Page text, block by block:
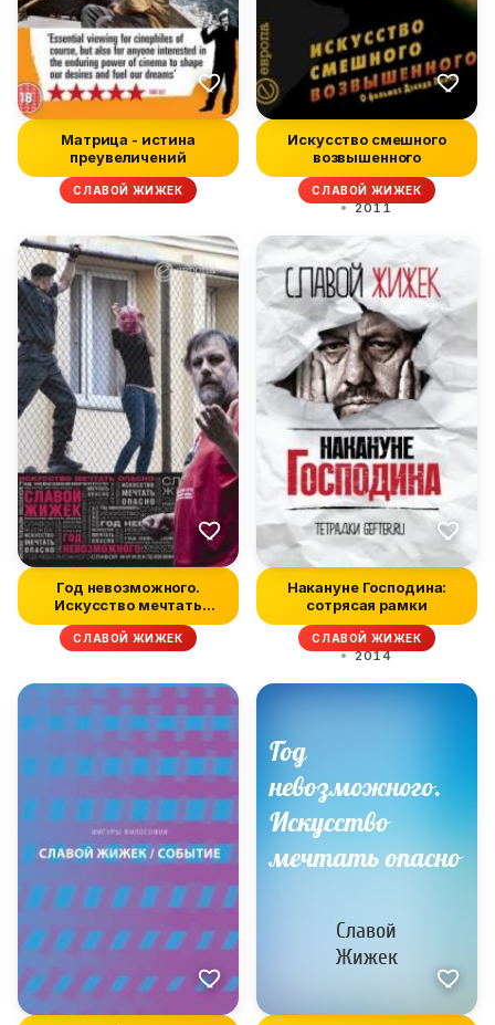
Матрица - истина
преувеличений
СЛАВОЙ ЖИЖЕК
Искусство смешного
возвышенного
СЛАВОЙ ЖИЖЕК
2011
Год невозможного.
Искусство мечтать
опасно
СЛАВОЙ ЖИЖЕК
Накануне Господина:
сотрясая рамки
СЛАВОЙ ЖИЖЕК
2014